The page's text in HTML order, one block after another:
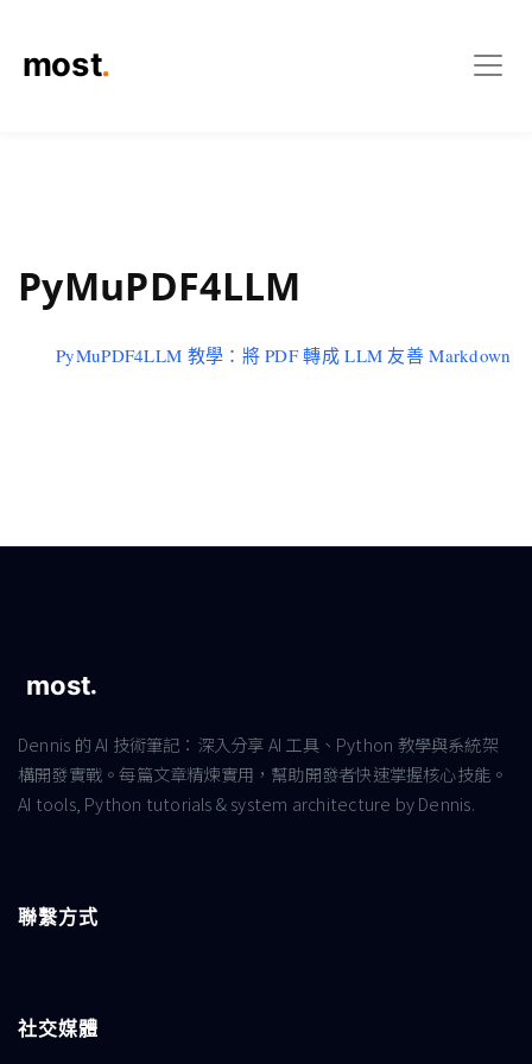
PyMuPDF4LLM
PyMuPDF4LLM 教學：將 PDF 轉成 LLM 友善 Markdown
Dennis 的 AI 技術筆記：深入分享 AI 工具、Python 教學與系統架
構開發實戰。每篇文章精煉實用，幫助開發者快速掌握核心技能。
AI tools, Python tutorials & system architecture by Dennis.
聯繫方式
社交媒體